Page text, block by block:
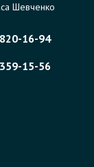
Шевченко
16-94
15-56